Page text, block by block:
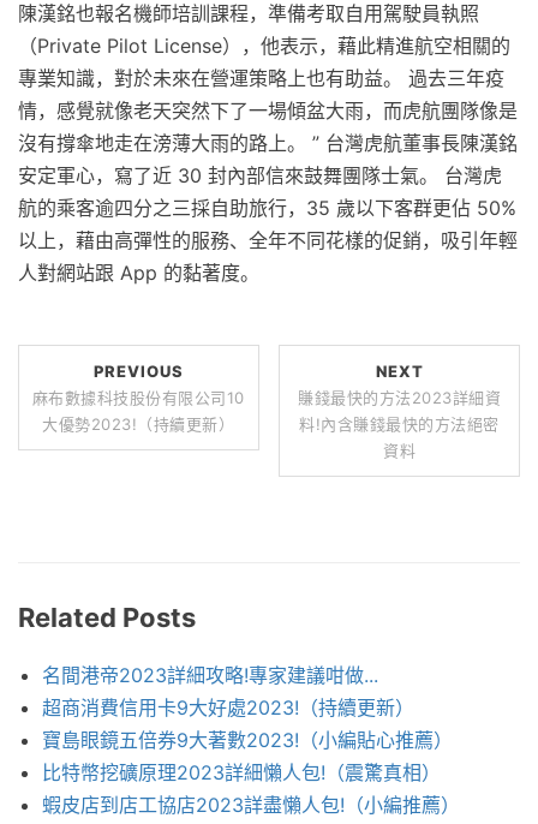
陳漢銘也報名機師培訓課程，準備考取自用駕駛員執照
（Private Pilot License），他表示，藉此精進航空相關的
專業知識，對於未來在營運策略上也有助益。 過去三年疫
情，感覺就像老天突然下了一場傾盆大雨，而虎航團隊像是
沒有撐傘地走在滂薄大雨的路上。 ” 台灣虎航董事長陳漢銘
安定軍心，寫了近 30 封內部信來鼓舞團隊士氣。 台灣虎
航的乘客逾四分之三採自助旅行，35 歲以下客群更佔 50%
以上，藉由高彈性的服務、全年不同花樣的促銷，吸引年輕
人對網站跟 App 的黏著度。
PREVIOUS
麻布數據科技股份有限公司10
大優勢2023!（持續更新）
NEXT
賺錢最快的方法2023詳細資
料!內含賺錢最快的方法絕密
資料
Related Posts
名間港帝2023詳細攻略!專家建議咁做...
超商消費信用卡9大好處2023!（持續更新）
寶島眼鏡五倍券9大著數2023!（小編貼心推薦）
比特幣挖礦原理2023詳細懶人包!（震驚真相）
蝦皮店到店工協店2023詳盡懶人包!（小編推薦）